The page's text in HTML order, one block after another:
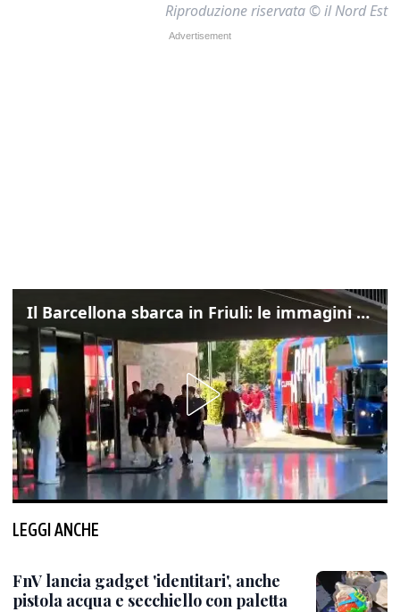
Riproduzione riservata © il Nord Est
Il Barcellona sbarca in Friuli: le immagini dell'arrivo in albergo
LEGGI ANCHE
FnV lancia gadget 'identitari', anche
pistola acqua e secchiello con paletta